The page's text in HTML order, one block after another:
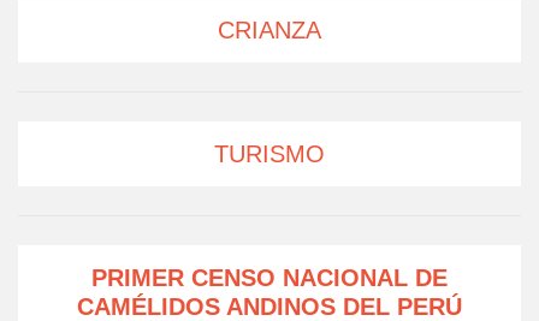
CRIANZA
TURISMO
PRIMER CENSO NACIONAL DE
CAMÉLIDOS ANDINOS DEL PERÚ